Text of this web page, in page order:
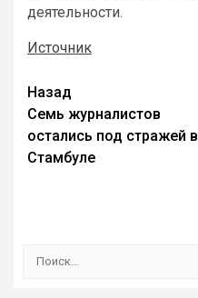
деятельности.
Источник
Назад
Семь журналистов
остались под стражей в
Стамбуле